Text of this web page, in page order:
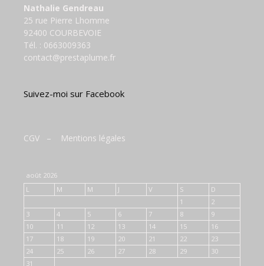
Nathalie Gendreau
25 rue Pierre Lhomme
92400 COURBEVOIE
Tél. : 0663009363
contact@prestaplume.fr
Suivez-moi sur Facebook
CGV – Mentions légales
août 2026
L
M M J V S
D
1
2
3
4 5 6 7 8
9
10
11 12 13 14 15
16
17
18 19 20 21 22
23
24
25 26 27 28 29
30
31